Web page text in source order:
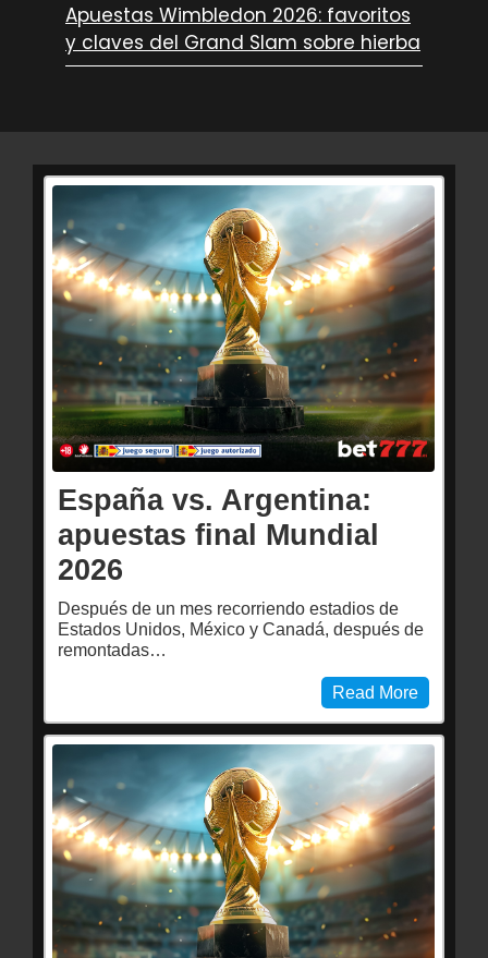
Apuestas Wimbledon 2026: favoritos
y claves del Grand Slam sobre hierba
España vs. Argentina:
apuestas final Mundial
2026
Después de un mes recorriendo estadios de
Estados Unidos, México y Canadá, después de
remontadas…
Read More